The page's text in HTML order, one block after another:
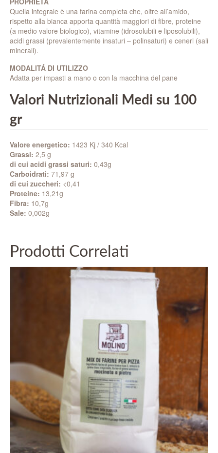
Quella integrale è una farina completa che, oltre all’amido,
rispetto alla bianca apporta quantità maggiori di fibre, proteine
(a medio valore biologico), vitamine (idrosolubili e liposolubili),
acidi grassi (prevalentemente insaturi – polinsaturi) e ceneri (sali
minerali).
MODALITÁ DI UTILIZZO
Adatta per impasti a mano o con la macchina del pane
Valori Nutrizionali Medi su 100
gr
Valore energetico: 1423 Kj / 340 Kcal
Grassi: 2,5 g
di cui acidi grassi saturi: 0,43g
Carboidrati: 71,97 g
di cui zuccheri: <0,41
Proteine: 13,21g
Fibra: 10,7g
Sale: 0,002g
Prodotti Correlati